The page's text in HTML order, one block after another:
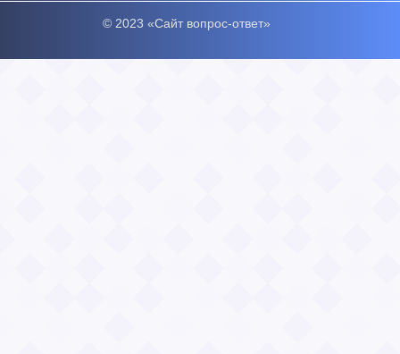
© 2023 «Сайт вопрос-ответ»